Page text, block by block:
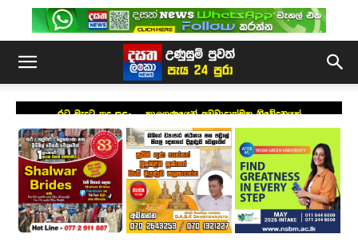
රට මැදට තද සුළං – කාලගුණයෙන් අවවාදාත්මක නිවේදනයක්